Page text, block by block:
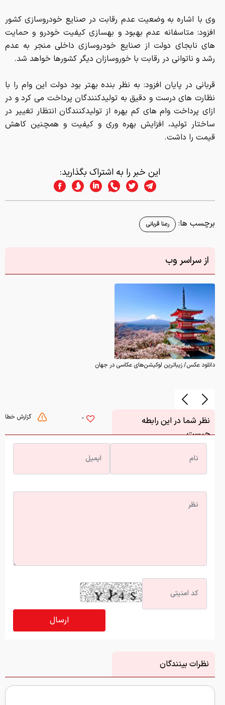
وی با اشاره به وضعیت عدم رقابت در صنایع خودروسازی کشور
افزود: متاسفانه عدم بهبود و بهسازی کیفیت خودرو و حمایت
های نابجای دولت از صنایع خودروسازی داخلی منجر به عدم
رشد و ناتوانی در رقابت با خوروسازان دیگر کشورها خواهد شد.
قربانی در پایان افزود: به نظر بنده بهتر بود دولت این وام را با
نظارت های درست و دقیق به تولیدکنندگان پرداخت می کرد و در
ازای پرداخت وام های کم بهره از تولیدکنندگان انتظار تغییر در
ساختار تولید، افزایش بهره وری و کیفیت و همچنین کاهش
قیمت را داشت.
این خبر را به اشتراک بگذارید:
برچسب ها: رعنا قربانی
از سراسر وب
دانلود عکس/ زیباترین لوکیشن‌های عکاسی در جهان
گزارش خطا 0
نظر شما در این رابطه
چیست
نظرات بینندگان